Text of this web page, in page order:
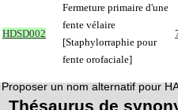
HDSD002
Fermeture primaire d'une
fente vélaire
[Staphylorraphie pour
fente orofaciale]
Proposer un nom alternatif pour
Thésaurus de